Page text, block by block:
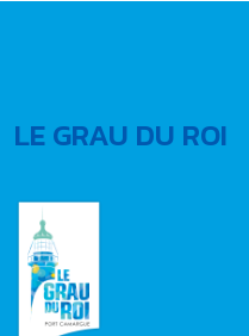
LE GRAU DU ROI